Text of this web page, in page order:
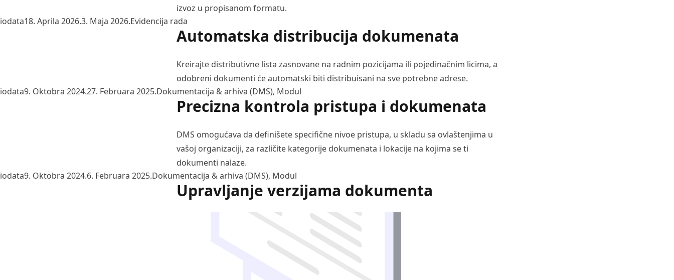
izvoz u propisanom formatu.
Posted by
iodata18. Aprila 2026.3. Maja 2026.Posted in
Evidencija rada
Automatska distribucija dokumenata
Kreirajte distributivne lista zasnovane na radnim pozicijama ili pojedinačnim licima, a
odobreni dokumenti će automatski biti distribuisani na sve potrebne adrese.
Posted by
iodata9. Oktobra 2024.27. Februara 2025.Posted in
Dokumentacija & arhiva (DMS), Modul
Precizna kontrola pristupa i dokumenata
DMS omogućava da definišete specifične nivoe pristupa, u skladu sa ovlaštenjima u
vašoj organizaciji, za različite kategorije dokumenata i lokacije na kojima se ti
dokumenti nalaze.
Posted by
iodata9. Oktobra 2024.6. Februara 2025.Posted in
Dokumentacija & arhiva (DMS), Modul
Upravljanje verzijama dokumenta